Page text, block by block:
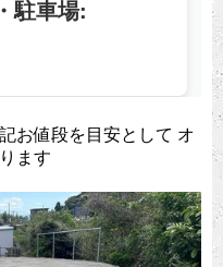
お値段を目安として オ
ます